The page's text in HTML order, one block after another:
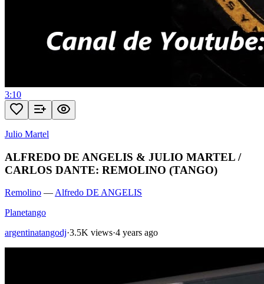
3:10
Julio Martel
ALFREDO DE ANGELIS & JULIO MARTEL /
CARLOS DANTE: REMOLINO (TANGO)
Remolino —Alfredo DE ANGELIS
Planetango
argentinatangodj·3.5K views·4 years ago